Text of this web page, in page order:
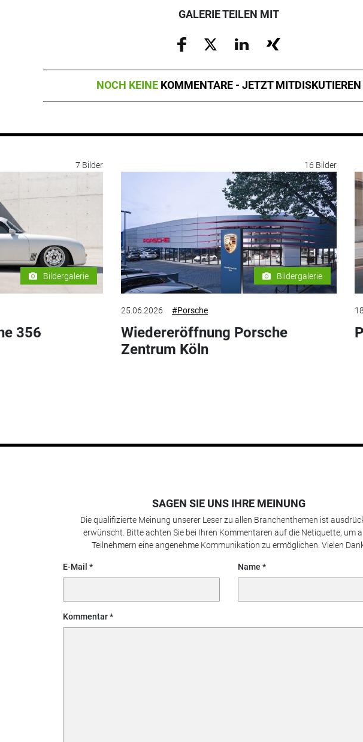
GALERIE TEILEN MIT
NOCH KEINE KOMMENTARE - JETZT MITDISKUTIEREN
7 Bilder
Bildergalerie
356
16 Bilder
Bildergalerie
25.06.2026 #Porsche
Wiedereröffnung Porsche
Zentrum Köln
SAGEN SIE UNS IHRE MEINUNG
Die qualifizierte Meinung unserer Leser zu allen Branchenthemen ist
erwünscht. Bitte achten Sie bei Ihren Kommentaren auf die Netiquette, um
Teilnehmern eine angenehme Kommunikation zu ermöglichen. Vielen
E-Mail Name
Kommentar